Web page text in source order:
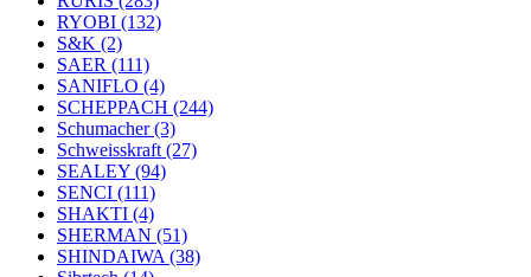
RYOBI (132)
S&K (2)
SAER (111)
SANIFLO (4)
SCHEPPACH (244)
Schumacher(3)
Schweisskraft (27)
SEALEY (94)
SENCI (111)
SHAKTI (4)
SHERMAN (51)
SHINDAIWA (38)